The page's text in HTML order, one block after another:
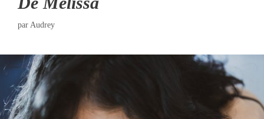
par Audrey